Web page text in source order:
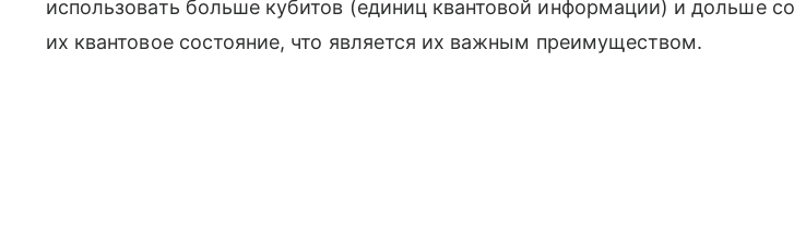
использовать больше кубитов (единиц квантовой информации) и дольше
их квантовое состояние, что является их важным преимуществом.